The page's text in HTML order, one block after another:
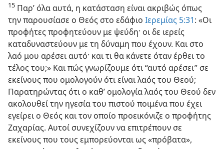
15 Παρ’ όλα αυτά, η κατάσταση είναι ακριβώς όπως
την παρουσίασε ο Θεός στο εδάφιο Ιερεμίας 5:​31: «Οι
προφήτες προφητεύουν με ψεύδη· οι δε ιερείς
καταδυναστεύουν με τη δύναμη που έχουν. Και στο
λαό μου αρέσει αυτό· και τι θα κάνετε όταν έρθει το
τέλος του;» Και πώς γνωρίζουμε ότι “αυτό αρέσει” σε
εκείνους που ομολογούν ότι είναι λαός του Θεού;
Παρατηρώντας ότι ο καθ’ ομολογία λαός του Θεού δεν
ακολουθεί την ηγεσία του πιστού ποιμένα που έχει
εγείρει ο Θεός και τον οποίο προεικόνιζε ο προφήτης
Ζαχαρίας. Αυτοί συνεχίζουν να επιτρέπουν σε
εκείνους που τους εμπορεύονται ως «πρόβατα»,